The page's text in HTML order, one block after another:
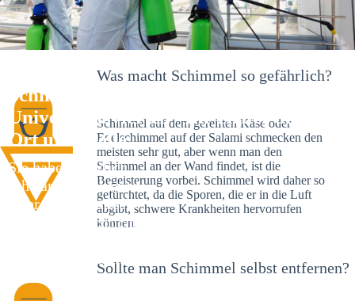
Schimmelexperte in
Universitätsviertel – Ihr Helfer an
Ort und Stelle
Sie haben kürzlich
schwarze Flecken an
Ihrer Wand entdeckt?
Schlechte Nachrichten:
Schimmelbefall in
Was macht Schimmel so gefährlich?
Schimmel auf dem gereiften Käse oder
Edelschimmel auf der Salami schmecken den
meisten sehr gut, aber wenn man den
Schimmel an der Wand findet, ist die
Begeisterung vorbei. Schimmel wird daher so
gefürchtet, da die Sporen, die er in die Luft
abgibt, schwere Krankheiten hervorrufen
können.
Sollte man Schimmel selbst entfernen?